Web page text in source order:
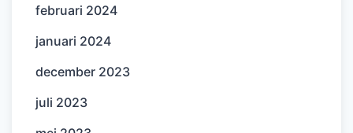
februari 2024
januari 2024
december 2023
juli 2023